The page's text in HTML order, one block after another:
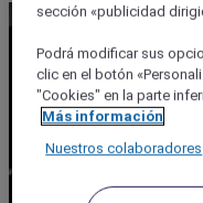
sección «publicidad
Podrá modificar sus
clic en el botón
"Cookies" en la parte
Más información
Nuestros colaboradores